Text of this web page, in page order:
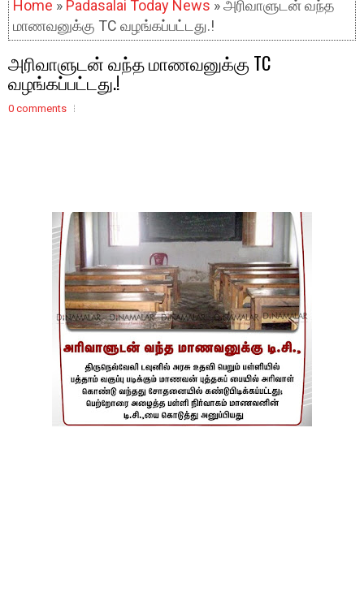
Home » Padasalai Today News » அரிவாளுடன் வந்த
மாணவனுக்கு TC வழங்கப்பட்டது.!
அரிவாளுடன் வந்த மாணவனுக்கு TC
வழங்கப்பட்டது.!
0 comments